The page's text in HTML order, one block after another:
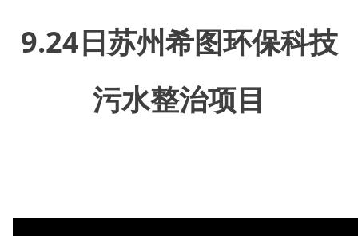
9.24日苏州希图环保科技
污水整治项目